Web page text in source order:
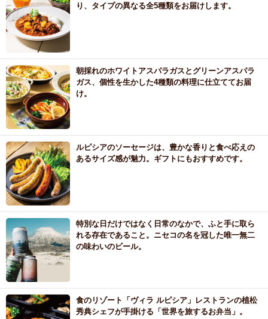
り、タイプの異なる全5種類をお届けします。
朝採れのホワイトアスパラガスとグリーンアスパラ
ガス、個性を生かした4種類の料理に仕立ててお届
け。
ルピシアのソーセージは、豊かな香りと食べ応えの
あるサイズ感が魅力。ギフトにもおすすめです。
特別な日だけではなく日常のなかで、ふと手に取ら
れる存在であること。ニセコの名を冠した唯一無二
の味わいのビール。
食のリゾート「ヴィラ ルピシア」レストランの植松
秀典シェフが手掛ける「世界を旅するお弁当」。